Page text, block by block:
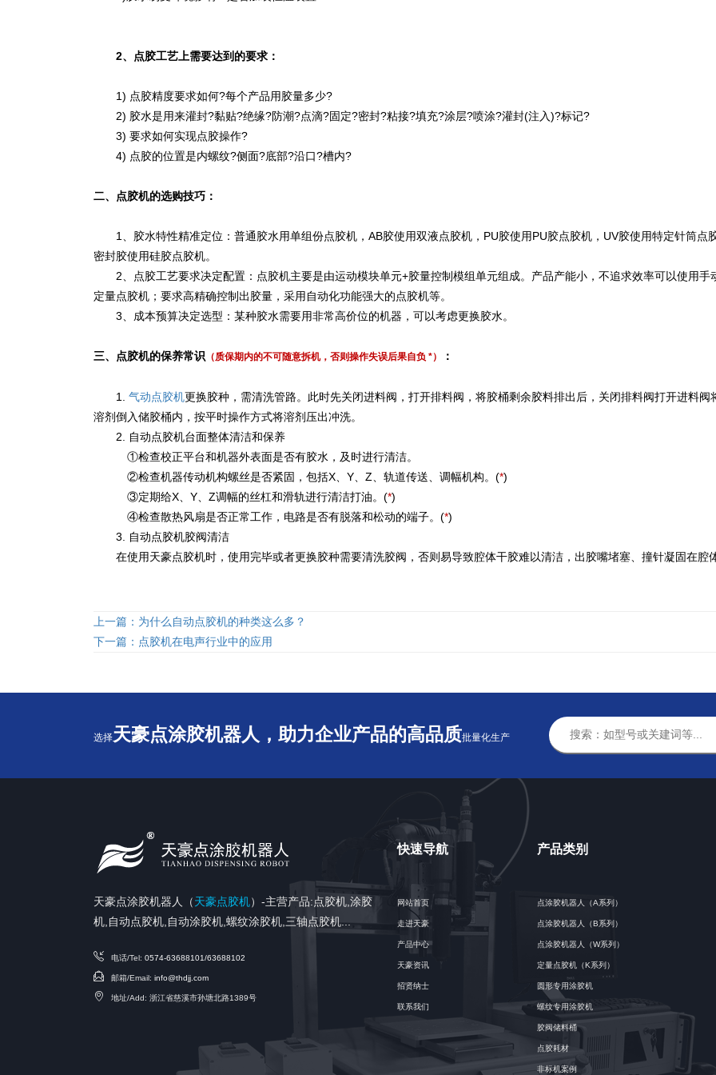
2、点胶工艺上需要达到的要求：
1) 点胶精度要求如何?每个产品用胶量多少?
2) 胶水是用来灌封?黏贴?绝缘?防潮?点滴?固定?密封?粘接?填充?涂层?喷涂?灌封(注入)?标记?
3) 要求如何实现点胶操作?
4) 点胶的位置是内螺纹?侧面?底部?沿口?槽内?
二、点胶机的选购技巧：
1、胶水特性精准定位：普通胶水用单组份点胶机，AB胶使用双液点胶机，PU胶使用PU胶点胶机，UV胶使用特定针筒点
密封胶使用硅胶点胶机。
2、点胶工艺要求决定配置：点胶机主要是由运动模块单元+胶量控制模组单元组成。产品产能小，不追求效率可以使用手
定量点胶机；要求高精确控制出胶量，采用自动化功能强大的点胶机等。
3、成本预算决定选型：某种胶水需要用非常高价位的机器，可以考虑更换胶水。
三、点胶机的保养常识 （质保期内的不可随意拆机，否则操作失误后果自负 *） ：
1. 气动点胶机更换胶种，需清洗管路。此时先关闭进料阀，打开排料阀，将胶桶剩余胶料排出后，关闭排料阀打开进料阀
溶剂倒入储胶桶内，按平时操作方式将溶剂压出冲洗。
2. 自动点胶机台面整体清洁和保养
①检查校正平台和机器外表面是否有胶水，及时进行清洁。
②检查机器传动机构螺丝是否紧固，包括X、Y、Z、轨道传送、调幅机构。(*)
③定期给X、Y、Z调幅的丝杠和滑轨进行清洁打油。(*)
④检查散热风扇是否正常工作，电路是否有脱落和松动的端子。(*)
3. 自动点胶机胶阀清洁
在使用天豪点胶机时，使用完毕或者更换胶种需要清洗胶阀，否则易导致腔体干胶难以清洁，出胶嘴堵塞、撞针凝固在腔体
上一篇：为什么自动点胶机的种类这么多？
下一篇：点胶机在电声行业中的应用
选择天豪点涂胶机器人，助力企业产品的高品质批量化生产
天豪点涂胶机器人（天豪点胶机）-主营产品:点胶机,涂胶
机,自动点胶机,自动涂胶机,螺纹涂胶机,三轴点胶机...
电话/Tel: 0574-63688101/63688102
邮箱/Email: info@thdjj.com
地址/Add: 浙江省慈溪市孙塘北路1389号
快速导航
网站首页
走进天豪
产品中心
天豪资讯
招贤纳士
联系我们
产品类别
点涂胶机器人（A系列）
点涂胶机器人（B系列）
点涂胶机器人（W系列）
定量点胶机（K系列）
圆形专用涂胶机
螺纹专用涂胶机
胶阀储料桶
点胶耗材
非标机案例